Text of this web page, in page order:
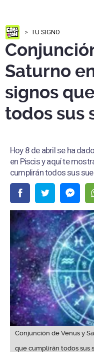
TU SIGNO
Saturno
signos
todos sus
Hoy 8 de abril se ha
en Piscis y aquí te
cumplirán todos sus
Conjunción de Venus y
que cumplirán todos sus